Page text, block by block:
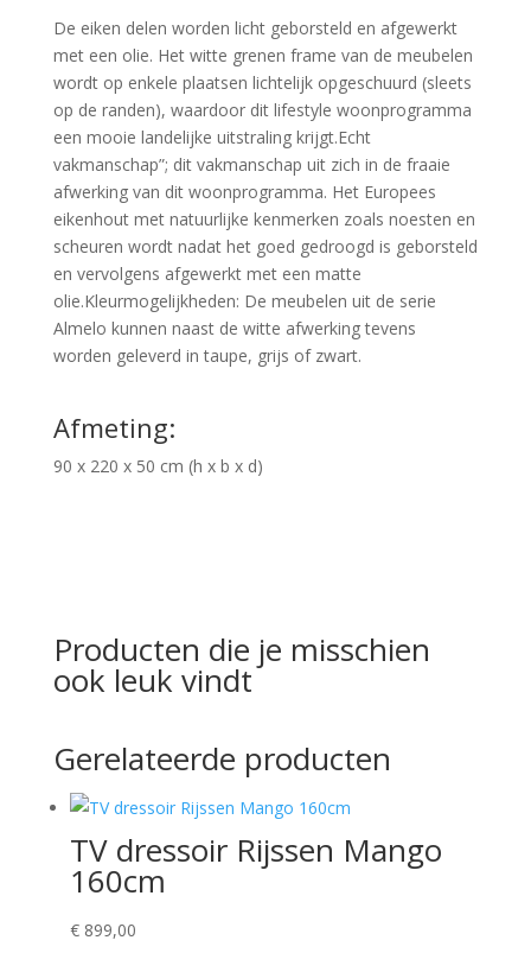
De eiken delen worden licht geborsteld en afgewerkt
met een olie. Het witte grenen frame van de meubelen
wordt op enkele plaatsen lichtelijk opgeschuurd (sleets
op de randen), waardoor dit lifestyle woonprogramma
een mooie landelijke uitstraling krijgt.Echt
vakmanschap”; dit vakmanschap uit zich in de fraaie
afwerking van dit woonprogramma. Het Europees
eikenhout met natuurlijke kenmerken zoals noesten en
scheuren wordt nadat het goed gedroogd is geborsteld
en vervolgens afgewerkt met een matte
olie.Kleurmogelijkheden: De meubelen uit de serie
Almelo kunnen naast de witte afwerking tevens
worden geleverd in taupe, grijs of zwart.
Afmeting:
90 x 220 x 50 cm (h x b x d)
Producten die je misschien
ook leuk vindt
Gerelateerde producten
TV dressoir Rijssen Mango
160cm
€899,00